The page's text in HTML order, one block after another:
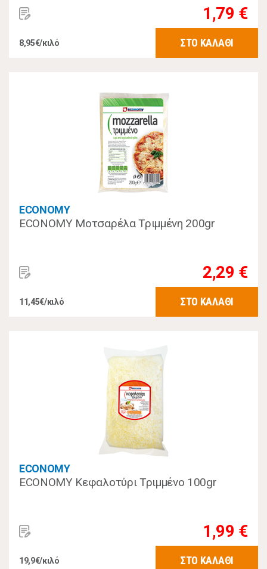
1,79 €
8,95€/κιλό ΣΤΟ ΚΑΛΑΘΙ
ECONOMY
ECONOMY Μοτσαρέλα Τριμμένη 200gr
2,29 €
11,45€/κιλό ΣΤΟ ΚΑΛΑΘΙ
ECONOMY
ECONOMY Κεφαλοτύρι Τριμμένο 100gr
1,99 €
19,9€/κιλό ΣΤΟ ΚΑΛΑΘΙ